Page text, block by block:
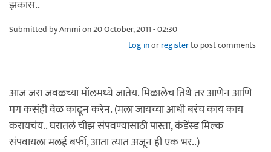
झकास..
Submitted byAmmion 20 October, 2011 - 02:30
Log inorregisterto post comments
आज जरा जवळच्या मॉलमध्ये जातेय. मिळालेच तिथे तर आणेन आणि
मग कसंही वेळ काढून करेन. (मला जायच्या आधी बरंच काय काय
करायचंय.. घरातलं चीझ संपवण्यासाठी पास्ता, कंडेंस्ड मिल्क
संपवायला मलई बर्फी, आता त्यात अजून ही एक भर..)